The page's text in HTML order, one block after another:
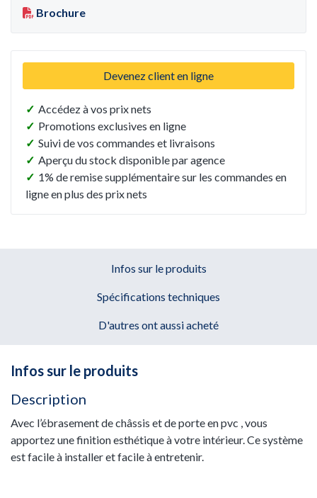
Brochure
Devenez client en ligne
✓ Accédez à vos prix nets
✓ Promotions exclusives en ligne
✓ Suivi de vos commandes et livraisons
✓ Aperçu du stock disponible par agence
✓ 1% de remise supplémentaire sur les commandes en
ligne en plus des prix nets
Infos sur le produits
Spécifications techniques
D'autres ont aussi acheté
Infos sur le produits
Description
Avec l’ébrasement de châssis et de porte en pvc , vous
apportez une finition esthétique à votre intérieur. Ce système
est facile à installer et facile à entretenir.